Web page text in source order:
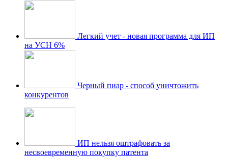
Легкий учет - новая программа для ИП
на УСН 6%
Черный пиар - способ уничтожить
конкурентов
ИП нельзя оштрафовать за
несвоевременную покупку патента